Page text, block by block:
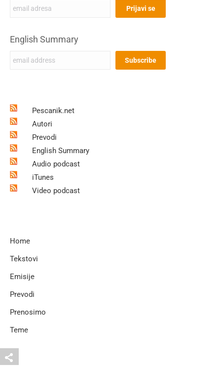
English Summary
Pescanik.net
Autori
Prevodi
English Summary
Audio podcast
iTunes
Video podcast
Home
Tekstovi
Emisije
Prevodi
Prenosimo
Teme